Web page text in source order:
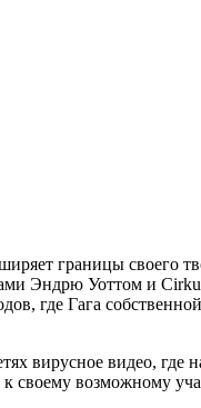
границы своего
Эндрю Уоттом и
где Гага
вирусное видео,
к своему возможному